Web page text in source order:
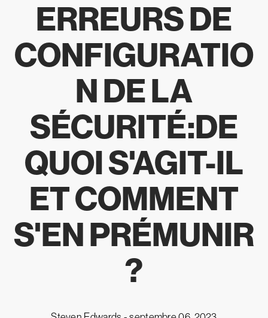
ERREURS DE
CONFIGURATIO
N DE LA
SÉCURITÉ:DE
QUOI S'AGIT-IL
ET COMMENT
S'EN PRÉMUNIR
?